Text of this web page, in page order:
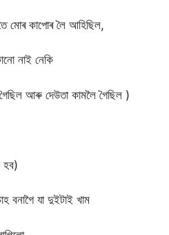
মোৰ কাপোৰ লৈ আহিছিল,
নাই নেকি
আৰু দেউতা কামলৈ গৈছিল )
হব)
বনাগৈ যা দুইটাই খাম